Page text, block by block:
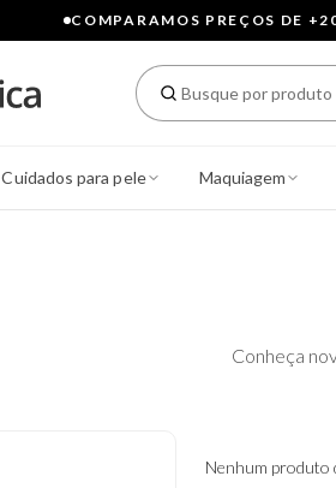
COMPARAMOS PREÇOS DE
Cuidados para pele Maquiagem
Conheça
Nenhum produto